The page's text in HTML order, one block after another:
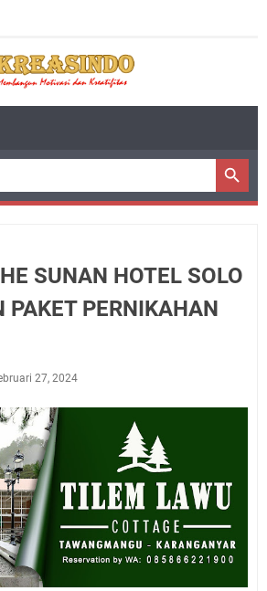
SUNAN HOTEL SOLO
PAKET PERNIKAHAN
27, 2024